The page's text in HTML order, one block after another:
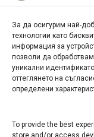
За да осигурим най-
технологии като
информация за
позволи да
уникални
оттеглянето на
определени
To provide the best
store and/or access
Арт галерия